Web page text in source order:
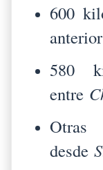
600
580
entre
Otras
desde